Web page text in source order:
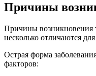
Причины
Причины возникновения
несколько отличаются
Острая форма
факторов: